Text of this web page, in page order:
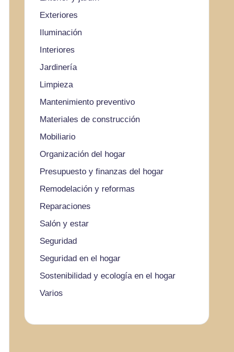
Exteriores
Iluminación
Interiores
Jardinería
Limpieza
Mantenimiento preventivo
Materiales de construcción
Mobiliario
Organización del hogar
Presupuesto y finanzas del hogar
Remodelación y reformas
Reparaciones
Salón y estar
Seguridad
Seguridad en el hogar
Sostenibilidad y ecología en el hogar
Varios